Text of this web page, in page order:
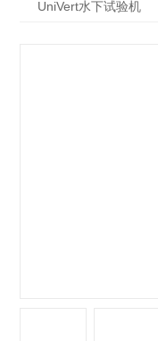
UniVert水下试验机